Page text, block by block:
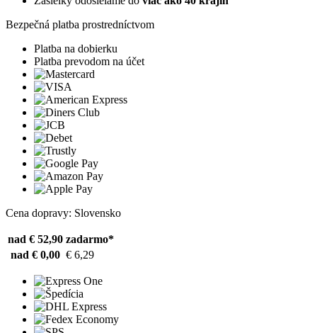
Bezpečná platba prostredníctvom
Platba na dobierku
Platba prevodom na účet
Cena dopravy: Slovensko
nad € 52,90 zadarmo*
nad € 0,00 € 6,29